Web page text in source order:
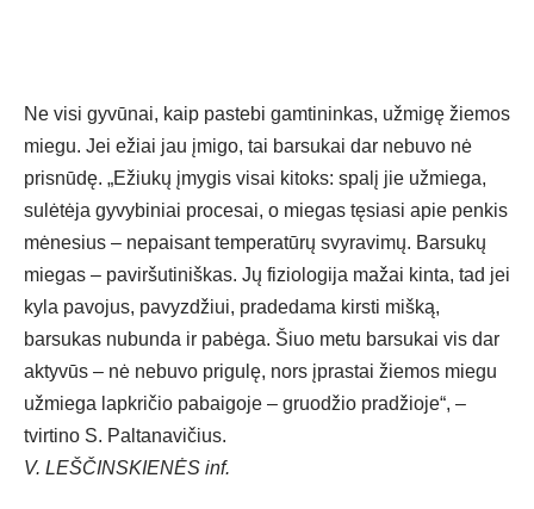
Ne visi gyvūnai, kaip pastebi gamtininkas, užmigę žiemos
miegu. Jei ežiai jau įmigo, tai barsukai dar nebuvo nė
prisnūdę. „Ežiukų įmygis visai kitoks: spalį jie užmiega,
sulėtėja gyvybiniai procesai, o miegas tęsiasi apie penkis
mėnesius – nepaisant temperatūrų svyravimų. Barsukų
miegas – paviršutiniškas. Jų fiziologija mažai kinta, tad jei
kyla pavojus, pavyzdžiui, pradedama kirsti mišką,
barsukas nubunda ir pabėga. Šiuo metu barsukai vis dar
aktyvūs – nė nebuvo prigulę, nors įprastai žiemos miegu
užmiega lapkričio pabaigoje – gruodžio pradžioje“, –
tvirtino S. Paltanavičius.
V. LEŠČINSKIENĖS inf.